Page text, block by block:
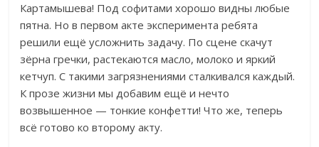
Картамышева! Под софитами хорошо видны любые
пятна. Но в первом акте эксперимента ребята
решили ещё усложнить задачу. По сцене скачут
зёрна гречки, растекаются масло, молоко и яркий
кетчуп.С такими загрязнениями сталкивался каждый.
К прозе жизни мы добавим ещё и нечто
возвышенное — тонкие конфетти! Что же, теперь
всё готово ко второму акту.